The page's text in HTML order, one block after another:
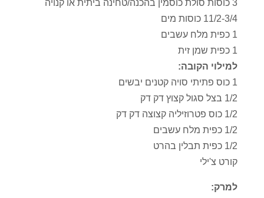
3 כוסות סולת כוסמין בהכנה/טחינה ביתית או קנויה
11/2-3/4 כוסות מים
1 כפית מלח עשבים
1 כפית שמן זית
למילוי הקובה:
1 כוס פתיתי סויה קטנים יבשים
1/2 בצל סגול קצוץ דק דק
1/2 כוס פטרוזיליה קצוצה דק דק
1/2 כפית מלח עשבים
1/2 כפית תבלין בהרט
קורט צ'ילי
למרק: